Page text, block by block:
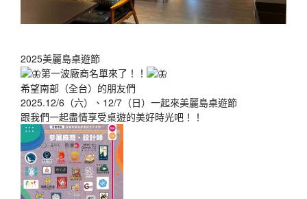
2025美麗島桌遊節
第一波廠商名單來了！！
希望南部（全台）的朋友們
2025.12/6（六）、12/7（日）一起來美麗島桌遊節
跟我們一起盡情享受桌遊的美好時光吧！！